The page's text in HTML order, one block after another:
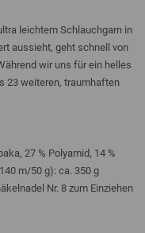
leichtem Schlauchgarn in
aussieht, geht schnell von
wir uns für ein helles
23 weiteren, traumhaften
27 % Polyamid, 14 %
m/50 g): ca. 350 g
Nr. 8 zum Einziehen